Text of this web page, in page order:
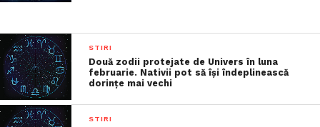
STIRI
Două zodii protejate de Univers în luna
februarie. Nativii pot să își îndeplinească
dorințe mai vechi
STIRI